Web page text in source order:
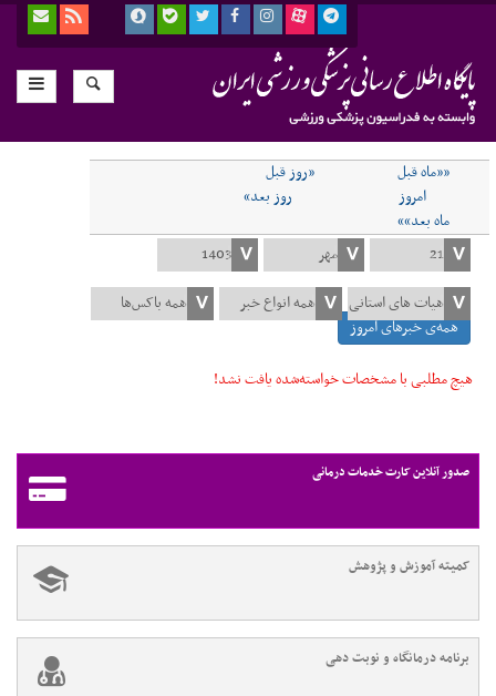
««ماه قبل
«روز قبل
امروز
روز بعد»
ماه بعد»»
همه‌ی خبرهای امروز
هیچ مطلبی با مشخصات خواسته‌شده یافت نشد!
صدور آنلاین کارت خدمات درمانی
کمیته آموزش و پژوهش
برنامه درمانگاه و نوبت دهی